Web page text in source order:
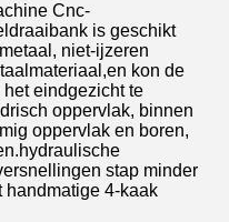
Cnc-
is geschikt
niet-ijzeren
kon de
eindgezicht te
oppervlak, binnen
oppervlak en boren,
stap minder
handmatige 4-kaak